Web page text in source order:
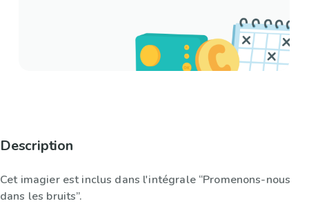
Description
Cet imagier est inclus dans l'intégrale “Promenons-nous
dans les bruits”.